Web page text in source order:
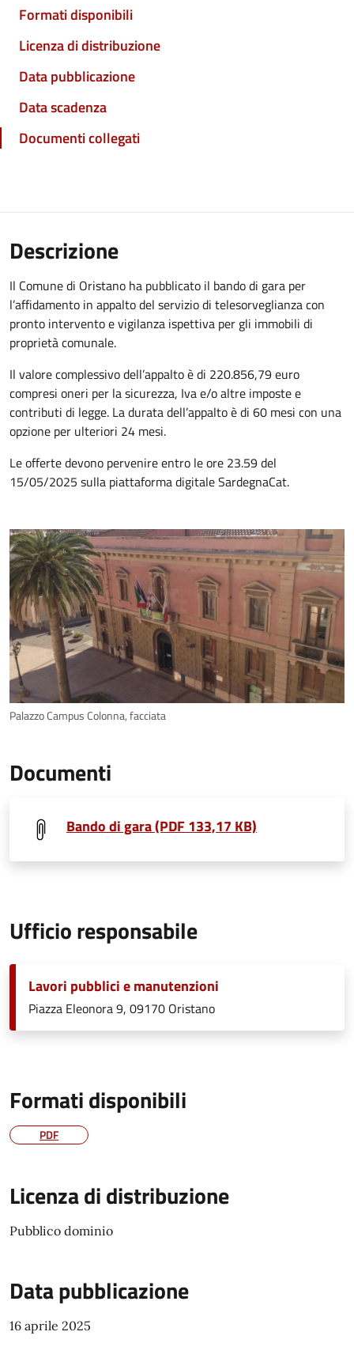
Formati disponibili
Licenza di distribuzione
Data pubblicazione
Data scadenza
Documenti collegati
Descrizione
Il Comune di Oristano ha pubblicato il bando di gara per
l’affidamento in appalto del servizio di telesorveglianza con
pronto intervento e vigilanza ispettiva per gli immobili di
proprietà comunale.
Il valore complessivo dell’appalto è di 220.856,79 euro
compresi oneri per la sicurezza, Iva e/o altre imposte e
contributi di legge. La durata dell’appalto è di 60 mesi con una
opzione per ulteriori 24 mesi.
Le offerte devono pervenire entro le ore 23.59 del
15/05/2025 sulla piattaforma digitale SardegnaCat.
Palazzo Campus Colonna, facciata
Documenti
Bando di gara (PDF 133,17 KB)
Ufficio responsabile
Lavori pubblici e manutenzioni
Piazza Eleonora 9, 09170 Oristano
Formati disponibili
PDF
Licenza di distribuzione
Pubblico dominio
Data pubblicazione
16 aprile 2025